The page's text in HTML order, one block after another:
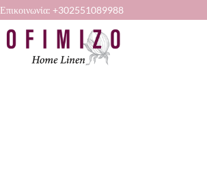
Επικοινωνία: +302551089988